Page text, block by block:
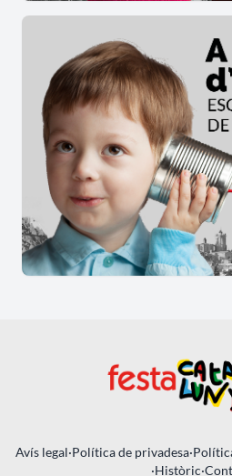
Avís legal·Política de privadesa·
·Històric·